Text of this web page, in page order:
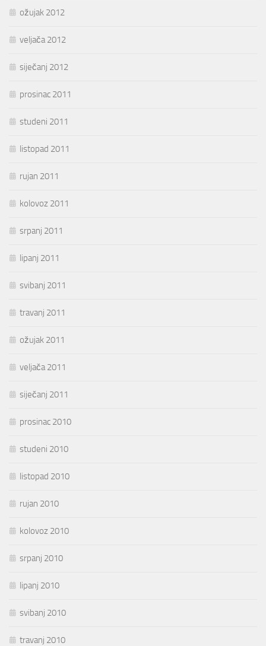
ožujak 2012
veljača 2012
siječanj 2012
prosinac 2011
studeni 2011
listopad 2011
rujan 2011
kolovoz 2011
srpanj 2011
lipanj 2011
svibanj 2011
travanj 2011
ožujak 2011
veljača 2011
siječanj 2011
prosinac 2010
studeni 2010
listopad 2010
rujan 2010
kolovoz 2010
srpanj 2010
lipanj 2010
svibanj 2010
travanj 2010